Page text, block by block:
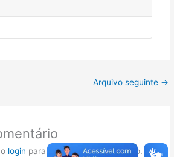
Arquivo seguinte →
login para publicar um comentário.